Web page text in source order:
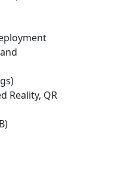
Reality, QR